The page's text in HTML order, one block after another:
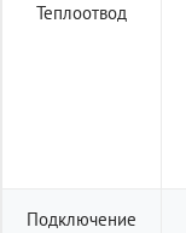
Теплоотвод
Подключение